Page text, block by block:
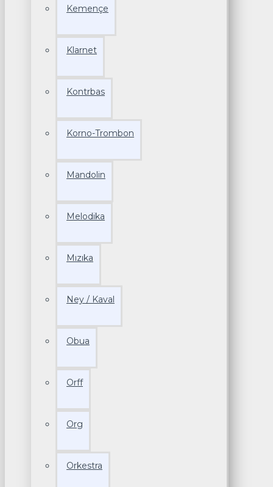
Kemençe
Klarnet
Kontrbas
Korno-Trombon
Mandolin
Melodika
Mızıka
Ney / Kaval
Obua
Orff
Org
Orkestra